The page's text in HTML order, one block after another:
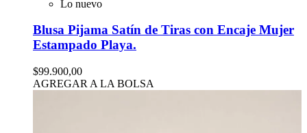
Lo nuevo
Blusa Pijama Satín de Tiras con Encaje Mujer
Estampado Playa.
$99.900,00
AGREGAR A LA BOLSA